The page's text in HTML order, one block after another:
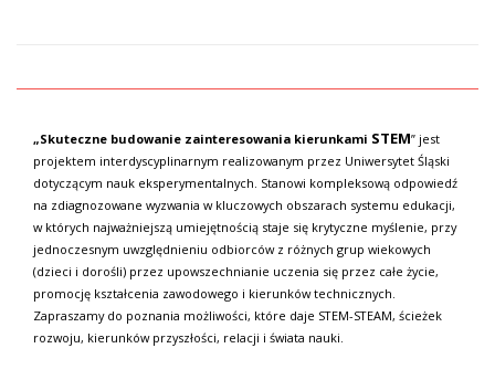
„Skuteczne budowanie zainteresowania kierunkami STEM” jest
projektem interdyscyplinarnym realizowanym przez Uniwersytet Śląski
dotyczącym nauk eksperymentalnych. Stanowi kompleksową odpowiedź
na zdiagnozowane wyzwania w kluczowych obszarach systemu edukacji,
w których najważniejszą umiejętnością staje się krytyczne myślenie, przy
jednoczesnym uwzględnieniu odbiorców z różnych grup wiekowych
(dzieci i dorośli) przez upowszechnianie uczenia się przez całe życie,
promocję kształcenia zawodowego i kierunków technicznych.
Zapraszamy do poznania możliwości, które daje STEM-STEAM, ścieżek
rozwoju, kierunków przyszłości, relacji i świata nauki.